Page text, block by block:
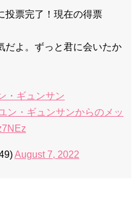
投票完了！現在の得票
だよ。ずっと君に会いたか
・ギュンサン
ン・ギュンサンからのメッ
August 7, 2022